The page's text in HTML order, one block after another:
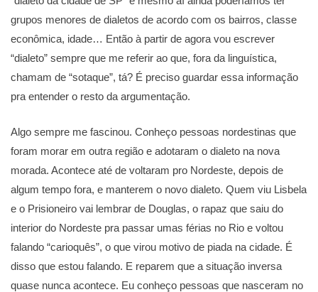
grupos menores de dialetos de acordo com os bairros, classe
econômica, idade… Então à partir de agora vou escrever
“dialeto” sempre que me referir ao que, fora da linguística,
chamam de “sotaque”, tá? É preciso guardar essa informação
pra entender o resto da argumentação.
Algo sempre me fascinou. Conheço pessoas nordestinas que
foram morar em outra região e adotaram o dialeto na nova
morada. Acontece até de voltaram pro Nordeste, depois de
algum tempo fora, e manterem o novo dialeto. Quem viu Lisbela
e o Prisioneiro vai lembrar de Douglas, o rapaz que saiu do
interior do Nordeste pra passar umas férias no Rio e voltou
falando “carioquês”, o que virou motivo de piada na cidade. É
disso que estou falando. E reparem que a situação inversa
quase nunca acontece. Eu conheço pessoas que nasceram no